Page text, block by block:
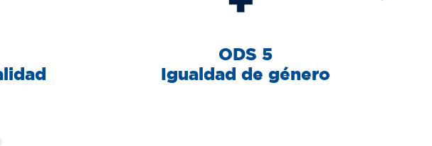
ODS 5
Igualdad de género